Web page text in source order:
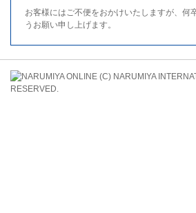
お客様にはご不便をおかけいたしますが、何
うお願い申し上げます。